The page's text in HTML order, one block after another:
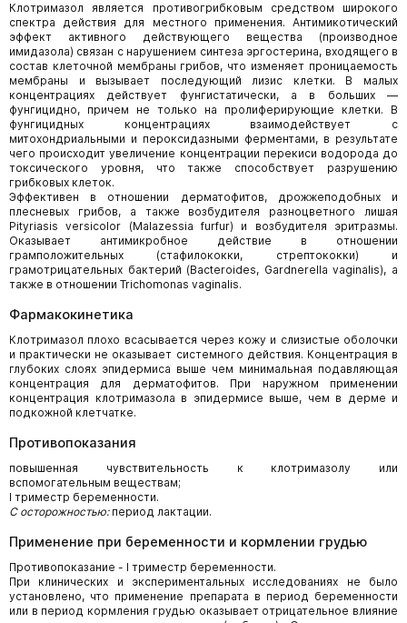
Клотримазол является противогрибковым средством широкого
спектра действия для местного применения. Антимикотический
эффект активного действующего вещества (производное
имидазола) связан с нарушением синтеза эргостерина, входящего в
состав клеточной мембраны грибов, что изменяет проницаемость
мембраны и вызывает последующий лизис клетки. В малых
концентрациях действует фунгистатически, а в больших —
фунгицидно, причем не только на пролиферирующие клетки. В
фунгицидных концентрациях взаимодействует с
митохондриальными и пероксидазными ферментами, в результате
чего происходит увеличение концентрации перекиси водорода до
токсического уровня, что также способствует разрушению
грибковых клеток.
Эффективен в отношении дерматофитов, дрожжеподобных и
плесневых грибов, а также возбудителя разноцветного лишая
Pityriasis versicolor (Malazessia furfur) и возбудителя эритразмы.
Оказывает антимикробное действие в отношении
грамположительных (стафилококки, стрептококки) и
грамотрицательных бактерий (Bacteroides, Gardnerella vaginalis), а
также в отношении Trichomonas vaginalis.
Фармакокинетика
Клотримазол плохо всасывается через кожу и слизистые оболочки
и практически не оказывает системного действия. Концентрация в
глубоких слоях эпидермиса выше чем минимальная подавляющая
концентрация для дерматофитов. При наружном применении
концентрация клотримазола в эпидермисе выше, чем в дерме и
подкожной клетчатке.
Противопоказания
повышенная чувствительность к клотримазолу или
вспомогательным веществам;
I триместр беременности.
С осторожностью:период лактации.
Применение при беременности и кормлении грудью
Противопоказание - I триместр беременности.
При клинических и экспериментальных исследованиях не было
установлено, что применение препарата в период беременности
или в период кормления грудью оказывает отрицательное влияние